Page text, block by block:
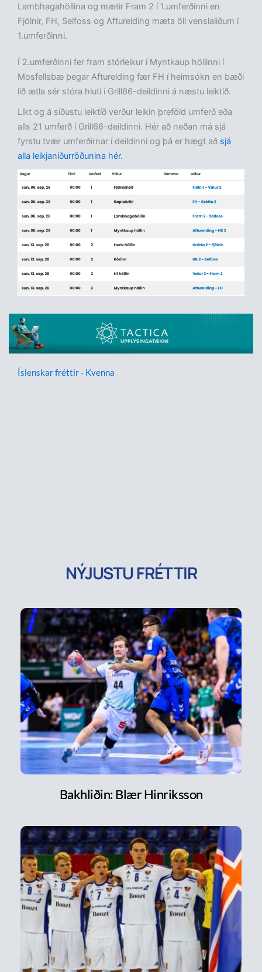
Lambhagahöllina og mætir Fram 2 í 1.umferðinni en
Fjölnir, FH, Selfoss og Afturelding mæta öll venslaliðum í
1.umferðinni.
Í 2.umferðinni fer fram stórleikur í Myntkaup höllinni í
Mosfellsbæ þegar Afturelding fær FH í heimsókn en bæði
lið ætla sér stóra hluti í Grill66-deildinni á næstu leiktíð.
Líkt og á síðustu leiktíð verður leikin þreföld umferð eða
alls 21 umferð í Grill66-deildinni. Hér að neðan má sjá
fyrstu tvær umferðirnar í deildinni og þá er hægt að sjá
alla leikjaniðurröðunina hér.
Íslenskar fréttir - Kvenna
NÝJUSTU FRÉTTIR
Bakhliðin: Blær Hinriksson